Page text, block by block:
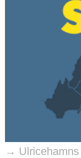
→ Ulricehamns